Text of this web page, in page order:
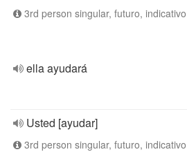
3rd person singular, futuro, indicativo
ella ayudará
Usted [ayudar]
3rd person singular, futuro, indicativo